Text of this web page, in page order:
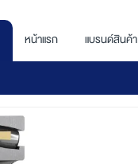
หน้าแรก แบรนด์สินค้า